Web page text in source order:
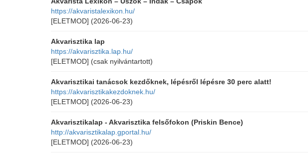
https://akvaristalexikon.hu/
[ELETMOD] (2026-06-23)
Akvarisztika lap
https://akvarisztika.lap.hu/
[ELETMOD] (csak nyilvántartott)
Akvarisztikai tanácsok kezdőknek, lépésről lépésre 30 perc alatt!
https://akvarisztikakezdoknek.hu/
[ELETMOD] (2026-06-23)
Akvarisztikalap - Akvarisztika felsőfokon (Priskin Bence)
http://akvarisztikalap.gportal.hu/
[ELETMOD] (2026-06-23)